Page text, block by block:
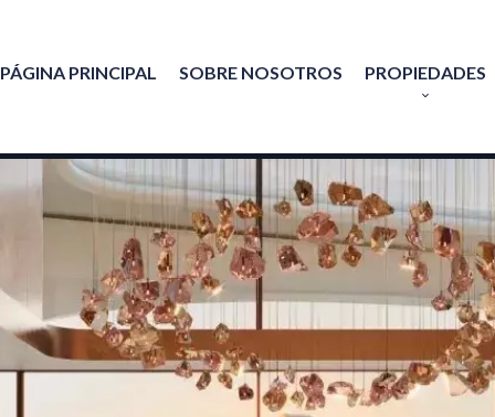
PÁGINA PRINCIPAL SOBRE NOSOTROS PROPIEDADES